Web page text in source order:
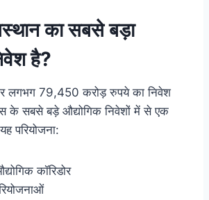
का सबसे बड़ा
है?
लगभग 79,450 करोड़ रुपये का निवेश
के सबसे बड़े औद्योगिक निवेशों में से एक
परियोजना:
कॉरिडोर